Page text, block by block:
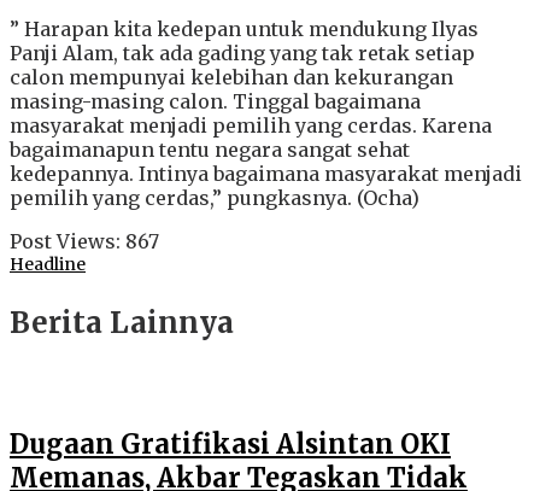
” Harapan kita kedepan untuk mendukung Ilyas
Panji Alam, tak ada gading yang tak retak setiap
calon mempunyai kelebihan dan kekurangan
masing-masing calon. Tinggal bagaimana
masyarakat menjadi pemilih yang cerdas. Karena
bagaimanapun tentu negara sangat sehat
kedepannya. Intinya bagaimana masyarakat menjadi
pemilih yang cerdas,” pungkasnya. (Ocha)
Post Views: 867
Headline
Berita Lainnya
Dugaan Gratifikasi Alsintan OKI
Memanas, Akbar Tegaskan Tidak